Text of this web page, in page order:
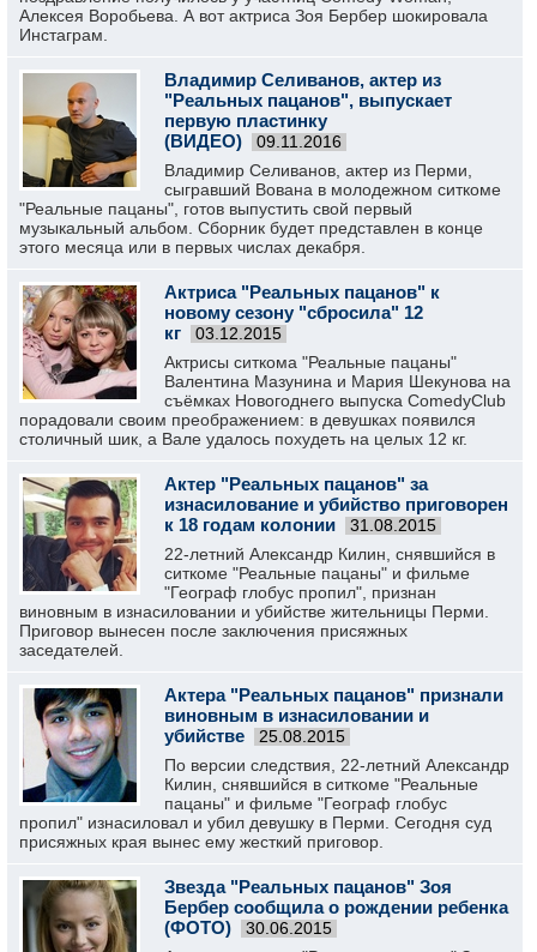
Алексея Воробьева. А вот актриса Зоя Бербер шокировала
Инстаграм.
Владимир Селиванов, актер из
"Реальных пацанов", выпускает
первую пластинку
(ВИДЕО)
09.11.2016
Владимир Селиванов, актер из Перми,
сыгравший Вована в молодежном ситкоме
"Реальные пацаны", готов выпустить свой первый
музыкальный альбом. Сборник будет представлен в конце
этого месяца или в первых числах декабря.
Актриса "Реальных пацанов" к
новому сезону "сбросила" 12
кг
03.12.2015
Актрисы ситкома "Реальные пацаны"
Валентина Мазунина и Мария Шекунова на
съёмках Новогоднего выпуска ComedyClub
порадовали своим преображением: в девушках появился
столичный шик, а Вале удалось похудеть на целых 12 кг.
Актер "Реальных пацанов" за
изнасилование и убийство приговорен
к 18 годам колонии
31.08.2015
22-летний Александр Килин, снявшийся в
ситкоме "Реальные пацаны" и фильме
"Географ глобус пропил", признан
виновным в изнасиловании и убийстве жительницы Перми.
Приговор вынесен после заключения присяжных
заседателей.
Актера "Реальных пацанов" признали
виновным в изнасиловании и
убийстве
25.08.2015
По версии следствия, 22-летний Александр
Килин, снявшийся в ситкоме "Реальные
пацаны" и фильме "Географ глобус
пропил" изнасиловал и убил девушку в Перми. Сегодня суд
присяжных края вынес ему жесткий приговор.
Звезда "Реальных пацанов" Зоя
Бербер сообщила о рождении ребенка
(ФОТО)
30.06.2015